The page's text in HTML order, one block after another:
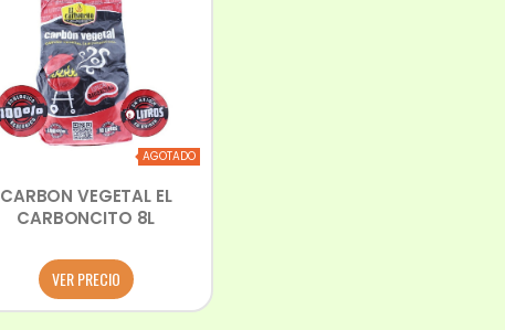
AGOTADO
CARBON VEGETAL EL
CARBONCITO 8L
VER PRECIO